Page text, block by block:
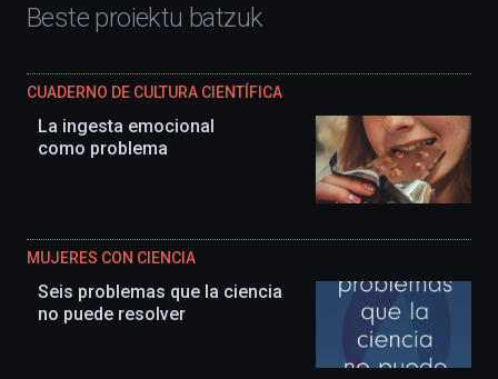
Beste proiektu batzuk
CUADERNO DE CULTURA CIENTÍFICA
La ingesta emocional
como problema
MUJERES CON CIENCIA
Seis problemas que la ciencia
no puede resolver